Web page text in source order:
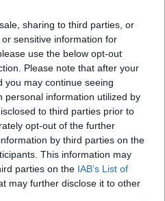
sharing to third parties, or
sensitive information for
use the below opt-out
Please note that after your
you may continue seeing
personal information utilized by
to third parties prior to
opt-out of the further
by third parties on the
This information may
parties on the IAB’s List of
may further disclose it to other